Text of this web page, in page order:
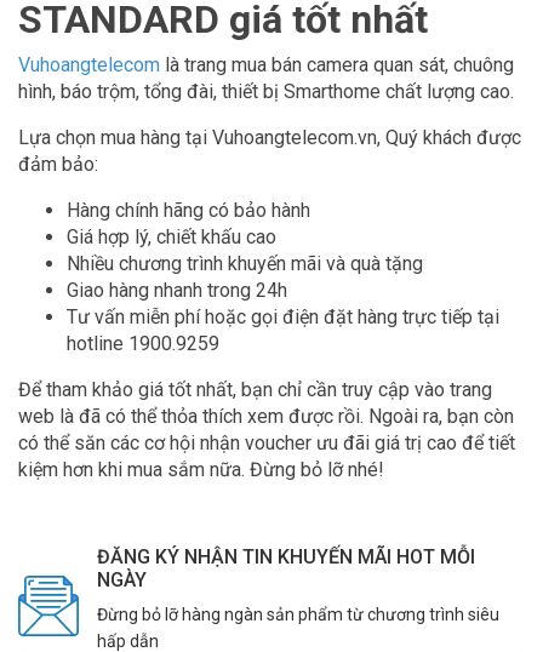
STANDARD giá tốt nhất
Vuhoangtelecom là trang mua bán camera quan sát, chuông
hình, báo trộm, tổng đài, thiết bị Smarthome chất lượng cao.
Lựa chọn mua hàng tại Vuhoangtelecom.vn, Quý khách được
đảm bảo:
Hàng chính hãng có bảo hành
Giá hợp lý, chiết khấu cao
Nhiều chương trình khuyến mãi và quà tặng
Giao hàng nhanh trong 24h
Tư vấn miễn phí hoặc gọi điện đặt hàng trực tiếp tại
hotline 1900.9259
Để tham khảo giá tốt nhất, bạn chỉ cần truy cập vào trang
web là đã có thể thỏa thích xem được rồi. Ngoài ra, bạn còn
có thể săn các cơ hội nhận voucher ưu đãi giá trị cao để tiết
kiệm hơn khi mua sắm nữa. Đừng bỏ lỡ nhé!
ĐĂNG KÝ NHẬN TIN KHUYẾN MÃI HOT MỖI
NGÀY
Đừng bỏ lỡ hàng ngàn sản phẩm từ chương trình siêu
hấp dẫn